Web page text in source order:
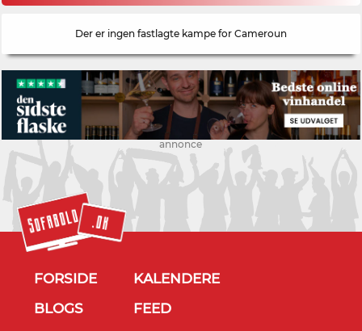
Der er ingen fastlagte kampe for Cameroun
annonce
FORSIDE
KALENDERE
BLOGS
FEED